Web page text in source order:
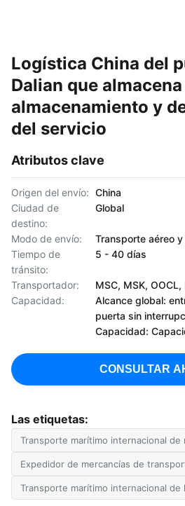
Logística China del
Dalian que
almacenamiento y
del servicio
Atributos clave
Origen del envío: China
Ciudad de
destino:
Global
Modo de envío:
Transporte aéreo
Tiempo de
tránsito:
5 - 40 días
Transportador:
MSC, MSK, OOCL,
Capacidad:
Alcance global:
puerta sin
Capacidad:
CONSULTAR
Las etiquetas:
Transporte marítimo internacional de
Expedidor de mercancías de
Transporte marítimo internacional de